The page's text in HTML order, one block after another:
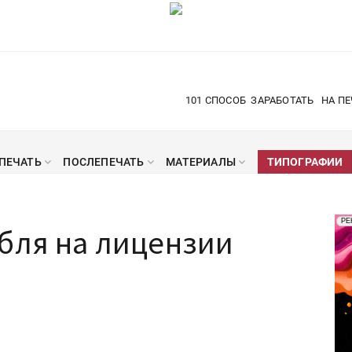
101 СПОСОБ ЗАРАБОТАТЬ НА
ПЕЧАТЬ ПОСЛЕПЕЧАТЬ МАТЕРИАЛЫ ТИПОГРАФИИ
на лицензии